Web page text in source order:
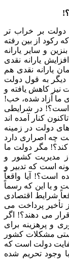
بر خراب تر
از بین رفته
و سایر یارانه
یارانه نقدی
یارانه نقدی هم
به قول دولت
نیز کاهش یافته و
ما آزاد شده، خب!
است؟! در شرایطی
کنار آمده اند
دولت در زمینه
چه اصراری دارد
کند؟! مگر دولت ما
از مدیریت کشور و
است که تدبیر و
است؟! آیا واقعاً
و یا این که رسماً
شرایط اقتصادی
تأخیر پرداخت می
می دهند؟! اگر
پرهزینه برای
راستی مشکلات کشور
کفایت دولت است که
وجود تحریم شده